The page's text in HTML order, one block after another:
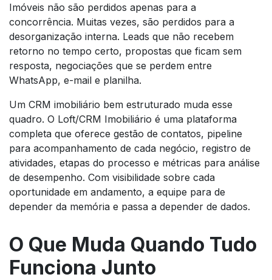
Imóveis não são perdidos apenas para a
concorrência. Muitas vezes, são perdidos para a
desorganização interna. Leads que não recebem
retorno no tempo certo, propostas que ficam sem
resposta, negociações que se perdem entre
WhatsApp, e-mail e planilha.
Um CRM imobiliário bem estruturado muda esse
quadro. O Loft/CRM Imobiliário é uma plataforma
completa que oferece gestão de contatos, pipeline
para acompanhamento de cada negócio, registro de
atividades, etapas do processo e métricas para análise
de desempenho. Com visibilidade sobre cada
oportunidade em andamento, a equipe para de
depender da memória e passa a depender de dados.
O Que Muda Quando Tudo
Funciona Junto